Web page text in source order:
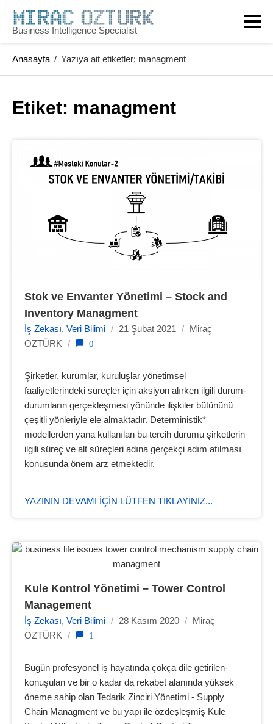
content
Business Intelligence Specialist
Anasayfa / Yazıya ait etiketler: managment
Etiket: managment
Stok ve Envanter Yönetimi – Stock and
Inventory Managment
İş Zekası, Veri Bilimi / 21 Şubat 2021 /
Miraç
ÖZTÜRK / 0
Şirketler, kurumlar, kuruluşlar yönetimsel
faaliyetlerindeki süreçler için aksiyon alırken ilgili durum-
durumların gerçekleşmesi yönünde ilişkiler bütününü
çeşitli yönleriyle ele almaktadır. Deterministik*
modellerden yana kullanılan bu tercih durumu şirketlerin
ilgili süreç ve alt süreçleri adına gerçekçi adım atılması
konusunda önem arz etmektedir.
YAZININ DEVAMI IÇIN LÜTFEN TIKLAYINIZ...
Kule Kontrol Yönetimi – Tower Control
Management
İş Zekası, Veri Bilimi / 28 Kasım 2020 /
Miraç
ÖZTÜRK
/ 1
Bugün profesyonel iş hayatında çokça dile getirilen-
konuşulan ve bir o kadar da rekabet alanında yüksek
öneme sahip olan Tedarik Zinciri Yönetimi - Supply
Chain Managment ve bu yapı ile özdeşleşmiş Kule